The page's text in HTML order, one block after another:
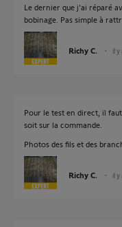
Le dernier que j'ai réparé
bobinage. Pas simple à
Richy C. il
Pour le test en direct, il
soit sur la commande.
Photos des fils et des
Richy C. il